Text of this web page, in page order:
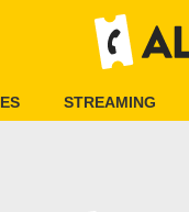
STREAMING